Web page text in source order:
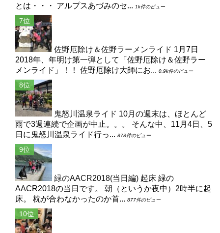
とは・・・ アルプスあづみのセ... 1k件のビュー
佐野厄除け＆佐野ラーメンライド 1月7日
2018年、年明け第一弾として「佐野厄除け＆佐野ラー
メンライド」！！ 佐野厄除け大師にお... 0.9k件のビュー
鬼怒川温泉ライド 10月の週末は、ほとんど
雨で3週連続で企画が中止。。。 そんな中、11月4日、5
日に鬼怒川温泉ライド行っ... 878件のビュー
緑のAACR2018(当日編) 起床 緑の
AACR2018の当日です。 朝（というか夜中）2時半に起
床。 枕が合わなかったのか首... 877件のビュー